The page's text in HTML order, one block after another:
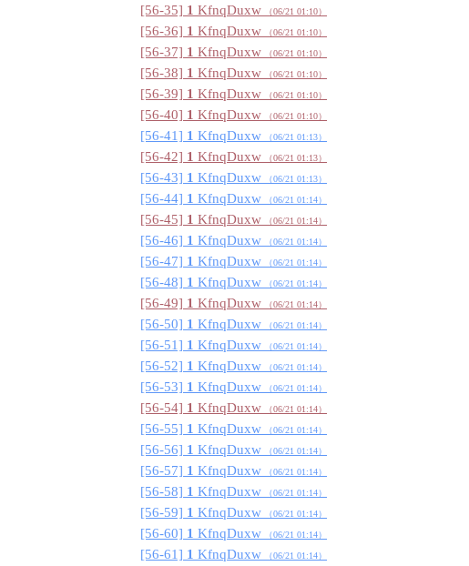
[56-35] 1 KfnqDuxw （06/21 01:10）
[56-36] 1 KfnqDuxw （06/21 01:10）
[56-37] 1 KfnqDuxw （06/21 01:10）
[56-38] 1 KfnqDuxw （06/21 01:10）
[56-39] 1 KfnqDuxw （06/21 01:10）
[56-40] 1 KfnqDuxw （06/21 01:10）
[56-41] 1 KfnqDuxw （06/21 01:13）
[56-42] 1 KfnqDuxw （06/21 01:13）
[56-43] 1 KfnqDuxw （06/21 01:13）
[56-44] 1 KfnqDuxw （06/21 01:14）
[56-45] 1 KfnqDuxw （06/21 01:14）
[56-46] 1 KfnqDuxw （06/21 01:14）
[56-47] 1 KfnqDuxw （06/21 01:14）
[56-48] 1 KfnqDuxw （06/21 01:14）
[56-49] 1 KfnqDuxw （06/21 01:14）
[56-50] 1 KfnqDuxw （06/21 01:14）
[56-51] 1 KfnqDuxw （06/21 01:14）
[56-52] 1 KfnqDuxw （06/21 01:14）
[56-53] 1 KfnqDuxw （06/21 01:14）
[56-54] 1 KfnqDuxw （06/21 01:14）
[56-55] 1 KfnqDuxw （06/21 01:14）
[56-56] 1 KfnqDuxw （06/21 01:14）
[56-57] 1 KfnqDuxw （06/21 01:14）
[56-58] 1 KfnqDuxw （06/21 01:14）
[56-59] 1 KfnqDuxw （06/21 01:14）
[56-60] 1 KfnqDuxw （06/21 01:14）
[56-61] 1 KfnqDuxw （06/21 01:14）